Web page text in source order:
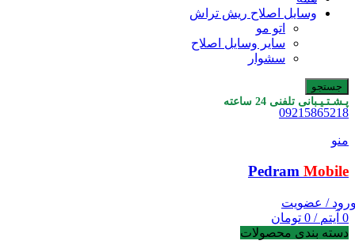
وسایل اصلاح ریش تراش
اتو مو
سایر وسایل اصلاح
سشوار
جستجو
پـشـتـیـبانی تلفنی 24 ساعته
09215865218
منو
Pedram Mobile
/ عضویت
0 آیتم /
0 تومان
دسته بندی محصولات